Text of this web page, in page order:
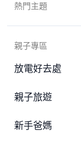
熱門主題
親子專區
放電好去處
親子旅遊
新手爸媽